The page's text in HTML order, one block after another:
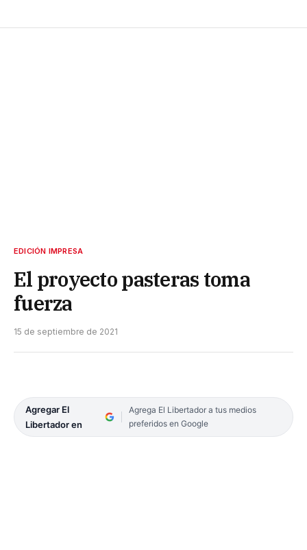
EDICIÓN IMPRESA
El proyecto pasteras toma
fuerza
15 de septiembre de 2021
Agregar El
Libertador en
Agrega El Libertador a tus medios
preferidos en Google